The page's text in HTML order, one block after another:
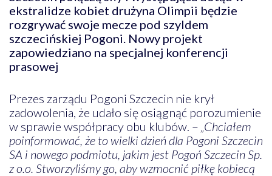
ekstralidze kobiet drużyna Olimpii będzie
rozgrywać swoje mecze pod szyldem
szczecińskiej Pogoni. Nowy projekt
zapowiedziano na specjalnej konferencji
prasowej
Prezes zarządu Pogoni Szczecin nie krył
zadowolenia, że udało się osiągnąć porozumienie
w sprawie współpracy obu klubów. – „Chciałem
poinformować, że to wielki dzień dla Pogoni Szczecin
SA i nowego podmiotu, jakim jest Pogoń Szczecin Sp.
z o.o. Stworzyliśmy go, aby wzmocnić piłkę kobiecą